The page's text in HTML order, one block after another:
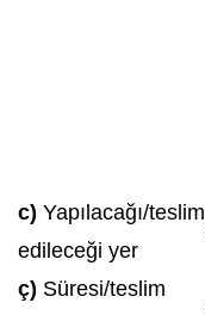
c) Yapılacağı/teslim
edileceği yer
ç) Süresi/teslim